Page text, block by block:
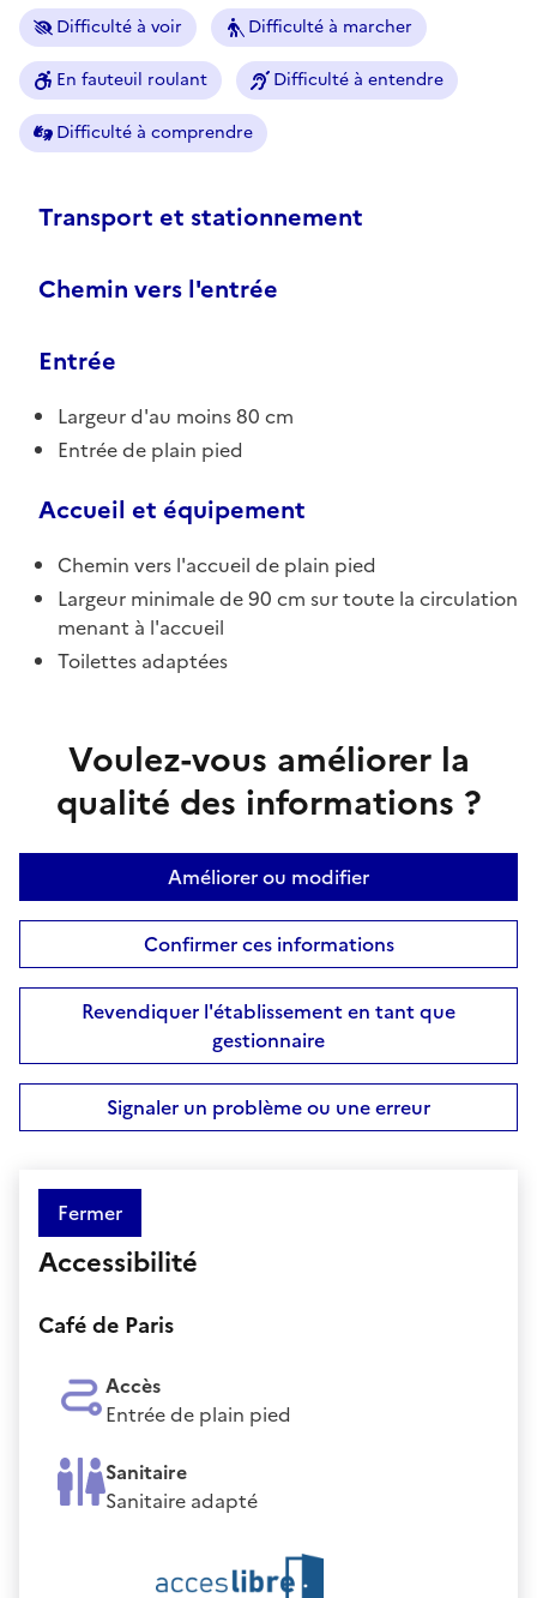
Difficulté à voir Difficulté à marcher
En fauteuil roulant Difficulté à entendre
Difficulté à comprendre
Transport et stationnement
Chemin vers l'entrée
Entrée
Largeur d'au moins 80 cm
Entrée de plain pied
Accueil et équipement
Chemin vers l'accueil de plain pied
Largeur minimale de 90 cm sur toute la circulation
menant à l'accueil
Toilettes adaptées
Voulez-vous améliorer la
qualité des informations ?
Améliorer ou modifier
Confirmer ces informations
Revendiquer l'établissement en tant que
gestionnaire
Signaler un problème ou une erreur
Fermer
Accessibilité
Café de Paris
Accès
Entrée de plain pied
Sanitaire
Sanitaire adapté